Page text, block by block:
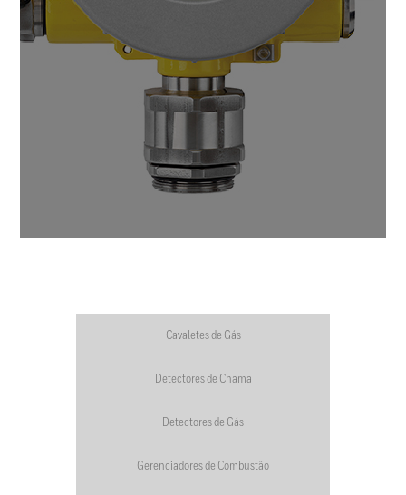
Cavaletes de Gás
Detectores de Chama
Detectores de Gás
Gerenciadores de Combustão